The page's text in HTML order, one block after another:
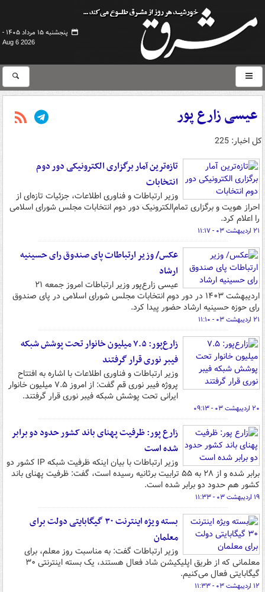
پنجشنبه ۱۵ مرداد ۱۴۰۵ -
Aug 6 2026
عیسی زارع پور
کل اخبار: 225
تازه‌ترین آمار برگزاری الکترونیکی دور دوم
انتخابات
وزیر ارتباطات و فناوری اطلاعات، جزئیات تازه‌ای از
احراز هویت و برگزاری تمام‌الکترونیک دور دوم انتخابات مجلس شورای اسلامی
را اعلام کرد.
۲۱ اردیبهشت ۰۳ - ۱۱:۱۷
عکس/ وزیر ارتباطات پای صندوق رای حسینیه
ارشاد
عیسی زارع‌پور وزیر ارتباطات امروز جمعه ۲۱
اردیبهشت ۱۴۰۳ در دور دوم انتخابات مجلس شورای اسلامی در پای صندوق
رای حوزه حسینیه ارشاد حضور پیدا کرد.
۲۱ اردیبهشت ۰۳ - ۱۱:۱۰
زارع‌پور: ۷.۵ میلیون خانوار تحت پوشش شبکه
فیبر نوری قرار گرفتند
وزیر ارتباطات و فناوری اطلاعات با اشاره به افتتاح
پروژه فیبر نوری قم گفت: از امروز ۷.۵ میلیون خانوار
ایرانی تحت پوشش شبکه فیبر نوری قرار گرفتند.
۲۰ اردیبهشت ۰۳ - ۰۹:۱۳
زارع پور: ظرفیت پهنای باند کشور حدود دو برابر
شده است
وزیر ارتباطات با بیان اینکه ظرفیت شبکه IP کشور دو
برابر شده و از ۲۸ به ۵۵ ترابیت برثانیه رسیده است، گفت: ظرفیت پهنای باند
کشور هم حدود دو برابر شده است.
۱۹ اردیبهشت ۰۳ - ۱۱:۳۳
بسته ویژه اینترنت ۳۰ گیگابایتی دولت برای
معلمان
وزیر ارتباطات گفت: به مناسبت روز معلم، برای
معلمانی که از طریق اپلیکیشن شاد فعال هستند، یک بسته اینترنتی ۳۰
گیگابایتی فعال می‌کنیم.
۱۲ اردیبهشت ۰۳ - ۱۱:۳۳